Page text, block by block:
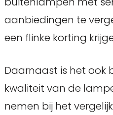
aanbiedingen te
een flinke korting
Daarnaast is het ook
kwaliteit van de
nemen bij het